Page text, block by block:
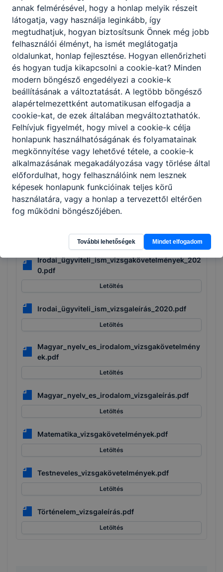
21_22_Érettségi_terembeosztás_honlap_jav.pd
f
Letöltés
Élő_idegen_nyelv_vizsgakövetelmények.pdf
Élő_idegen_nyelv_vizsgaleírás.pdf
Letöltés
Informatika_vizsgakövetelmények.pdf
Letöltés
Informatikai_ism_vizsgakövetelmények_2020.p
df
Letöltés
Letöltés
Irodai_ügyviteli_ism_vizsgakövetelmények_202
0.pdf
Letöltés
Irodai_ügyviteli_ism_vizsgaleírás_2020.pdf
Letöltés
Magyar_nyelv_es_irodalom_vizsgakövetelmény
ek.pdf
Letöltés
Magyar_nyelv_es_irodalom_vizsgaleírás.pdf
Letöltés
Matematika_vizsgakövetelmények.pdf
Letöltés
Testneveles_vizsgakövetelmények.pdf
Letöltés
Történelem_vizsgaleírás.pdf
Letöltés
annak felmérésével, hogy a honlap melyik részeit
látogatja, vagy használja leginkább, így
megtudhatjuk, hogyan biztosítsunk Önnek még jobb
felhasználói élményt, ha ismét meglátogatja
oldalunkat, honlap fejlesztése. Hogyan ellenőrizheti
és hogyan tudja kikapcsolni a cookie-kat? Minden
modern böngésző engedélyezi a cookie-k
beállításának a változtatását. A legtöbb böngésző
alapértelmezettként automatikusan elfogadja a
cookie-kat, de ezek általában megváltoztathatók.
Felhívjuk figyelmét, hogy mivel a cookie-k célja
honlapunk használhatóságának és folyamatainak
megkönnyítése vagy lehetővé tétele, a cookie-k
alkalmazásának megakadályozása vagy törlése által
előfordulhat, hogy felhasználóink nem lesznek
képesek honlapunk funkcióinak teljes körű
használatára, vagy a honlap a tervezettől eltérően
fog működni böngészőjében.
További lehetőségek Mindet elfogadom